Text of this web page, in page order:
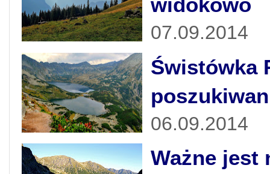
widokowo
07.09.2014
Świstówka
06.09.2014
Ważne jest